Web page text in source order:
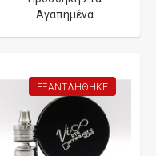
Αγαπημένα
ΕΞΑΝΤΛΉΘΗΚΕ